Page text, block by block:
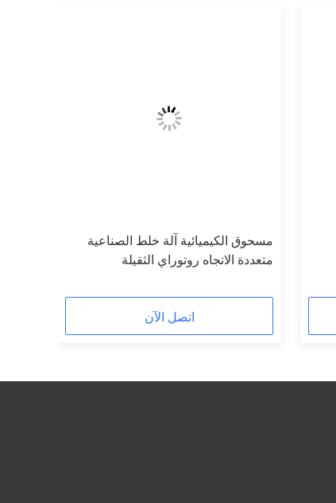
مسحوق الكيميائية آلة خلط الصناعية
متعددة الاتجاه روتوراي الثقيلة
اتصل الآن